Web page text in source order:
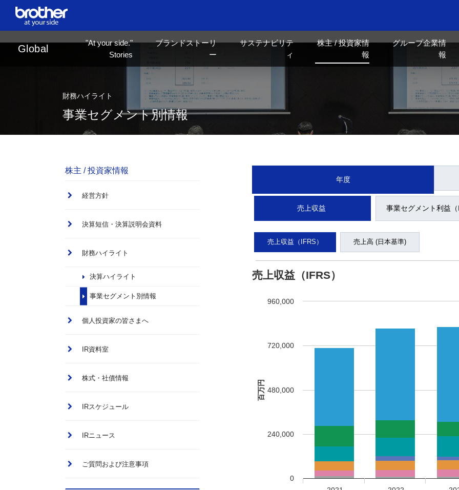
ja日本語Global
"At your side."
Stories
ブランドストーリ
ー
サステナビリテ
ィ
株主 / 投資家情
報
グループ企業情
報
財務ハイライト
事業セグメント別情報
株主 / 投資家情報
経営方針
決算短信・決算説明会資料
財務ハイライト
決算ハイライト
事業セグメント別情報
個人投資家の皆さまへ
IR資料室
株式・社債情報
IRスケジュール
IRニュース
ご質問および注意事項